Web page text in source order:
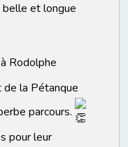
belle et longue
Rodolphe
la Pétanque
parcours.
pour leur